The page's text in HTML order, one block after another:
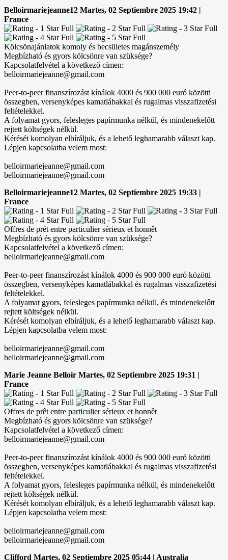
Belloirmariejeanne12 Martes, 02 Septiembre 2025 19:42 |
France
Kölcsönajánlatok komoly és becsületes magánszemély
Megbízható és gyors kölcsönre van szüksége?
Kapcsolatfelvétel a következő címen:
belloirmariejeanne@gmail.com
Peer-to-peer finanszírozást kínálok 4000 és 900 000 euró közötti
összegben, versenyképes kamatlábakkal és rugalmas visszafizetési
feltételekkel.
A folyamat gyors, felesleges papírmunka nélkül, és mindenekelőtt
rejtett költségek nélkül.
Kérését komolyan elbíráljuk, és a lehető leghamarabb választ kap.
Lépjen kapcsolatba velem most:
belloirmariejeanne@gmail.com
belloirmariejeanne@gmail.com
Belloirmariejeanne12 Martes, 02 Septiembre 2025 19:33 |
France
Offres de prêt entre particulier sérieux et honnêt
Megbízható és gyors kölcsönre van szüksége?
Kapcsolatfelvétel a következő címen:
belloirmariejeanne@gmail.com
Peer-to-peer finanszírozást kínálok 4000 és 900 000 euró közötti
összegben, versenyképes kamatlábakkal és rugalmas visszafizetési
feltételekkel.
A folyamat gyors, felesleges papírmunka nélkül, és mindenekelőtt
rejtett költségek nélkül.
Kérését komolyan elbíráljuk, és a lehető leghamarabb választ kap.
Lépjen kapcsolatba velem most:
belloirmariejeanne@gmail.com
belloirmariejeanne@gmail.com
Marie Jeanne Belloir Martes, 02 Septiembre 2025 19:31 |
France
Offres de prêt entre particulier sérieux et honnêt
Megbízható és gyors kölcsönre van szüksége?
Kapcsolatfelvétel a következő címen:
belloirmariejeanne@gmail.com
Peer-to-peer finanszírozást kínálok 4000 és 900 000 euró közötti
összegben, versenyképes kamatlábakkal és rugalmas visszafizetési
feltételekkel.
A folyamat gyors, felesleges papírmunka nélkül, és mindenekelőtt
rejtett költségek nélkül.
Kérését komolyan elbíráljuk, és a lehető leghamarabb választ kap.
Lépjen kapcsolatba velem most:
belloirmariejeanne@gmail.com
belloirmariejeanne@gmail.com
Clifford Martes, 02 Septiembre 2025 05:44 | Australia